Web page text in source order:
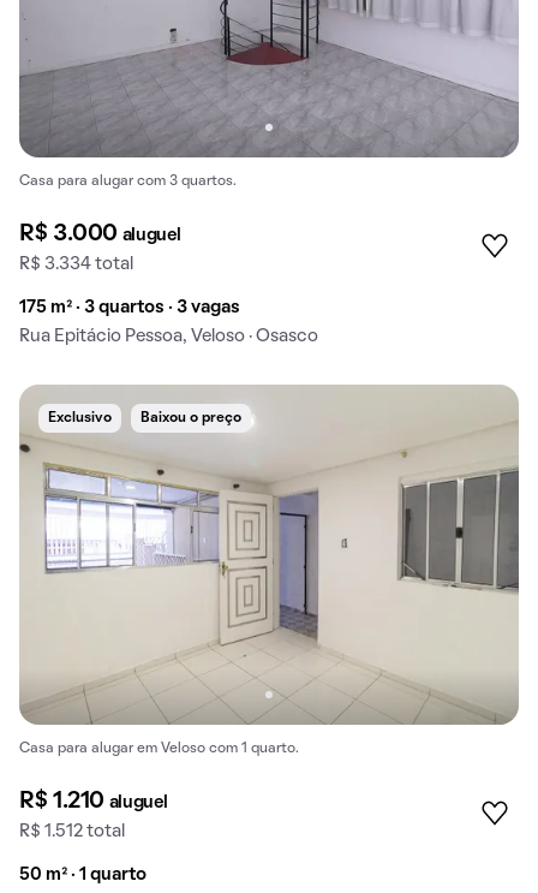
Casa para alugar com 3 quartos.
R$ 3.000 aluguel
R$ 3.334 total
175 m² · 3 quartos · 3 vagas
Rua Epitácio Pessoa, Veloso · Osasco
Exclusivo Baixou o preço
Casa para alugar em Veloso com 1 quarto.
R$ 1.210 aluguel
R$ 1.512 total
50 m² · 1 quarto